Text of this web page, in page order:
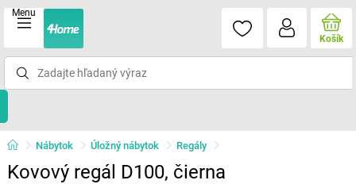
Menu
Košík
Nábytok Úložný nábytok Regály
Kovový regál D100, čierna